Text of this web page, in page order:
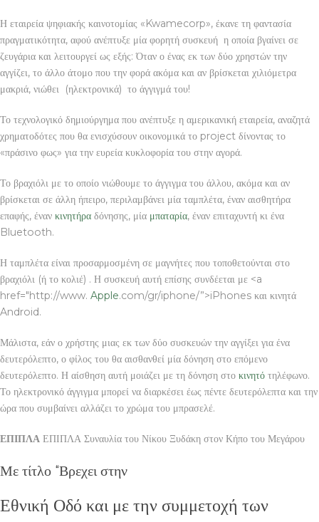
Η εταιρεία ψηφιακής καινοτομίας «Kwamecorp», έκανε τη φαντασία
πραγματικότητα, αφού ανέπτυξε μία φορητή συσκευή η οποία βγαίνει σε
ζευγάρια και λειτουργεί ως εξής: Όταν ο ένας εκ των δύο χρηστών την
αγγίζει, το άλλο άτομο που την φορά ακόμα και αν βρίσκεται χιλιόμετρα
μακριά, νιώθει (ηλεκτρονικά) το άγγιγμά του!
Το τεχνολογικό δημιούργημα που ανέπτυξε η αμερικανική εταιρεία, αναζητά
χρηματοδότες που θα ενισχύσουν οικονομικά το project δίνοντας το
«πράσινο φως» για την ευρεία κυκλοφορία του στην αγορά.
Το βραχιόλι με το οποίο νιώθουμε το άγγιγμα του άλλου, ακόμα και αν
βρίσκεται σε άλλη ήπειρο, περιλαμβάνει μία ταμπλέτα, έναν αισθητήρα
επαφής, έναν κινητήρα δόνησης, μία μπαταρία, έναν επιταχυντή κι ένα
Bluetooth.
Η ταμπλέτα είναι προσαρμοσμένη σε μαγνήτες που τοποθετούνται στο
βραχιόλι (ή το κολιέ) . Η συσκευή αυτή επίσης συνδέεται με <a
href="http://www. Apple.com/gr/iphone/”>iPhones και κινητά
Android.
Μάλιστα, εάν ο χρήστης μιας εκ των δύο συσκευών την αγγίξει για ένα
δευτερόλεπτο, ο φίλος του θα αισθανθεί μία δόνηση στο επόμενο
δευτερόλεπτο. Η αίσθηση αυτή μοιάζει με τη δόνηση στο κινητό τηλέφωνο.
Το ηλεκτρονικό άγγιγμα μπορεί να διαρκέσει έως πέντε δευτερόλεπτα και την
ώρα που συμβαίνει αλλάζει το χρώμα του μπρασελέ.
ΕΠΙΠΛΑ ΕΠΙΠΛΑ Συναυλία του Νίκου Ξυδάκη στον Κήπο του Μεγάρου
Με τίτλο “Βρεχει στην
Εθνική Οδό και με την συμμετοχή των